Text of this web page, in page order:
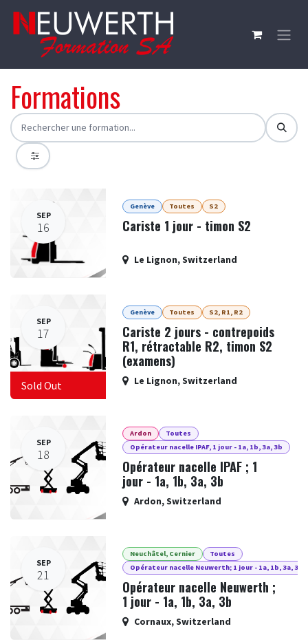
Formations
SEP
16
Genève Toutes S2
Cariste 1 jour - timon S2
Le Lignon,Switzerland
SEP
17
Sold Out
Genève Toutes S2, R1, R2
Cariste 2 jours - contrepoids
R1, rétractable R2, timon S2
(examens)
Le Lignon,Switzerland
SEP
18
Ardon
Toutes
Opérateur nacelle IPAF, 1 jour - 1a, 1b, 3a, 3b
Opérateur nacelle IPAF ; 1
jour - 1a, 1b, 3a, 3b
Ardon,Switzerland
SEP
21
Neuchâtel, Cernier
Toutes
Opérateur nacelle Neuwerth; 1 jour - 1a, 1b, 3a, 3b
Opérateur nacelle Neuwerth ;
1 jour - 1a, 1b, 3a, 3b
Cornaux,Switzerland